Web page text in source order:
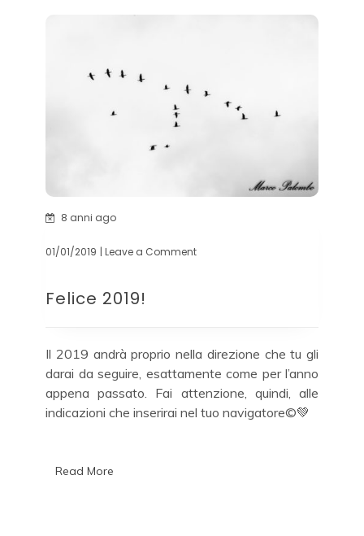
8 anni ago
01/01/2019 | Leave a Comment
Felice 2019!
Il 2019 andrà proprio nella direzione che tu gli
darai da seguire, esattamente come per l’anno
appena passato. Fai attenzione, quindi, alle
indicazioni che inserirai nel tuo navigatore©️💚
Read More